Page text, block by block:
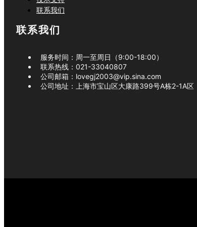
联系我们
联系我们
服务时间：周一至周日（9:00-18:00）
联系热线： 021-33040807
公司邮箱： lovegj2003@vip.sina.com
公司地址： 上海市宝山区大康路399号A栋2-1A区